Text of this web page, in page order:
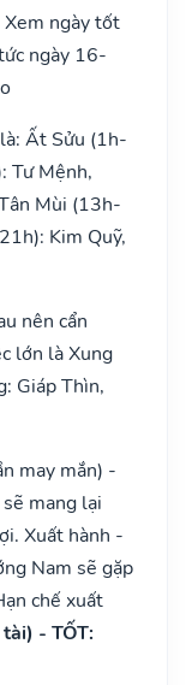
ngày tốt
ngày 16-
Ất Sửu (1h-
Tư Mệnh,
Mùi (13h-
Kim Quỹ,
nên cẩn
lớn là Xung
Giáp Thìn,
may mắn) -
mang lại
Xuất hành -
Nam sẽ gặp
chế xuất
- TỐT: